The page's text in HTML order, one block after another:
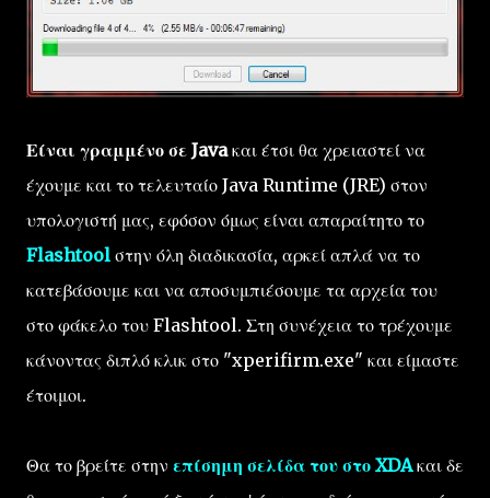
Είναι γραμμένο σε Javaκαι έτσι θα χρειαστεί να
έχουμε και το τελευταίο Java Runtime (JRE) στον
υπολογιστή μας, εφόσον όμως είναι απαραίτητο το
Flashtool στην όλη διαδικασία, αρκεί απλά να το
κατεβάσουμε και να αποσυμπιέσουμε τα αρχεία του
στο φάκελο του Flashtool. Στη συνέχεια το τρέχουμε
κάνοντας διπλό κλικ στο "xperifirm.exe" και είμαστε
έτοιμοι.
Θα το βρείτε στην επίσημη σελίδα του στο XDAκαι δε